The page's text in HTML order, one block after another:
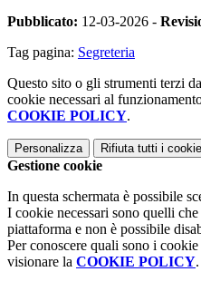
Pubblicato: 12-03-2026 -
Tag pagina: Segreteria
Questo sito o gli strumenti terzi
cookie necessari al
COOKIE POLICY.
Personalizza Rifiuta tutti i
Gestione cookie
In questa schermata è possibile
I cookie necessari sono quelli
piattaforma e non è possibile
Per conoscere quali sono i
visionare la COOKIE POLICY.